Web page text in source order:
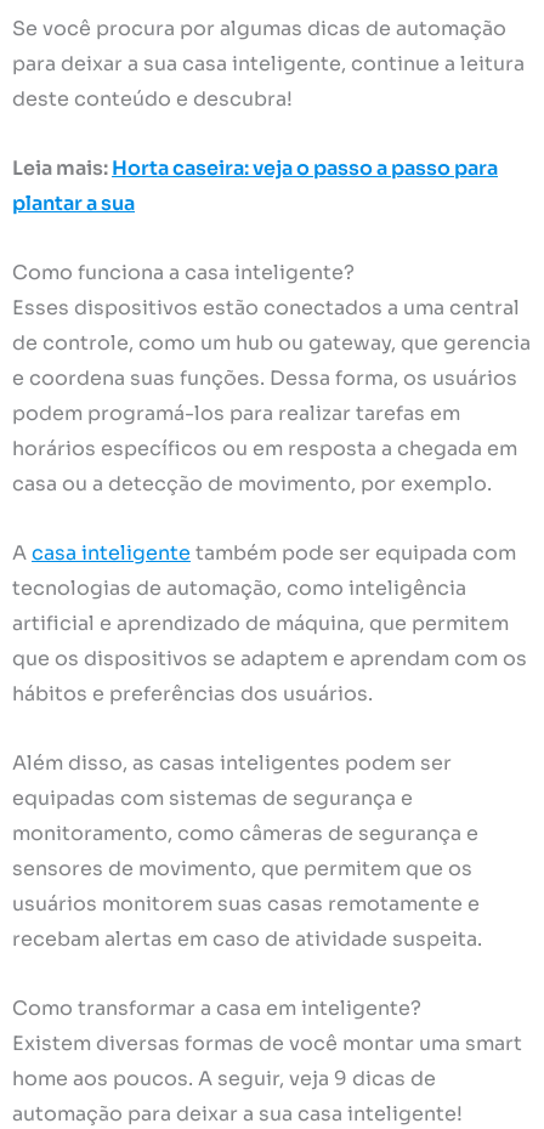
Se você procura por algumas dicas de automação
para deixar a sua casa inteligente, continue a leitura
deste conteúdo e descubra!
Leia mais:Horta caseira: veja o passo a passo para
plantar a sua
Como funciona a casa inteligente?
Esses dispositivos estão conectados a uma central
de controle, como um hub ou gateway, que gerencia
e coordena suas funções. Dessa forma, os usuários
podem programá-los para realizar tarefas em
horários específicos ou em resposta a chegada em
casa ou a detecção de movimento, por exemplo.
Acasa inteligente também pode ser equipada com
tecnologias de automação, como inteligência
artificial e aprendizado de máquina, que permitem
que os dispositivos se adaptem e aprendam com os
hábitos e preferências dos usuários.
Além disso, as casas inteligentes podem ser
equipadas com sistemas de segurança e
monitoramento, como câmeras de segurança e
sensores de movimento, que permitem que os
usuários monitorem suas casas remotamente e
recebam alertas em caso de atividade suspeita.
Como transformar a casa em inteligente?
Existem diversas formas de você montar uma smart
home aos poucos. A seguir, veja 9 dicas de
automação para deixar a sua casa inteligente!